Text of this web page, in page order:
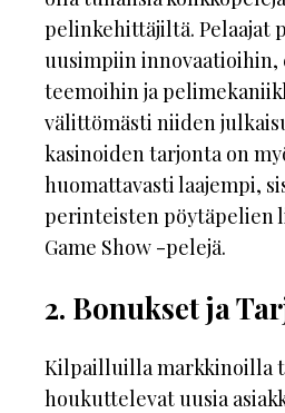
pelinkehittäjiltä. Pelaajat
uusimpiin
teemoihin ja
välittömästi niiden
kasinoiden tarjonta on
huomattavasti laajempi,
perinteisten pöytäpelien
Game Show -pelejä.
2. Bonukset ja
Kilpailluilla markkinoilla
houkuttelevat uusia